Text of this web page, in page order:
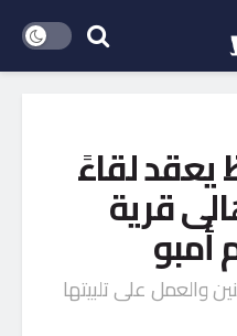
لقاءً
قرية
أمبو
والعمل على تلبيتها